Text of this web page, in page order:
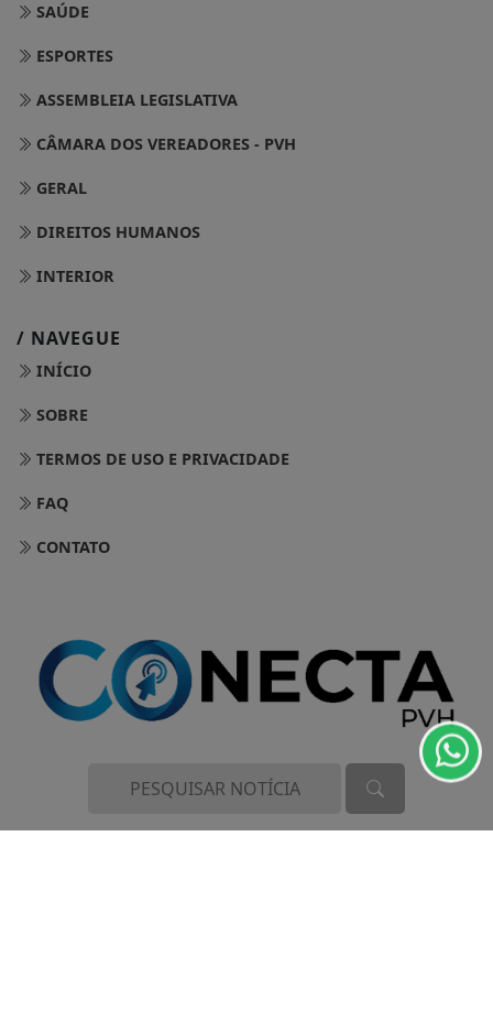
SAÚDE
ESPORTES
ASSEMBLEIA LEGISLATIVA
CÂMARA DOS VEREADORES - PVH
GERAL
DIREITOS HUMANOS
INTERIOR
/ NAVEGUE
INÍCIO
SOBRE
TERMOS DE USO E PRIVACIDADE
FAQ
CONTATO
Esse site utiliza cookies para melhorar sua
experiência de navegação. Ao continuar o acesso,
entendemos que você concorda com nossos Termos
de Uso e Privacidade.
ACESSE NOSSOS TERMOS
PROSSEGUIR